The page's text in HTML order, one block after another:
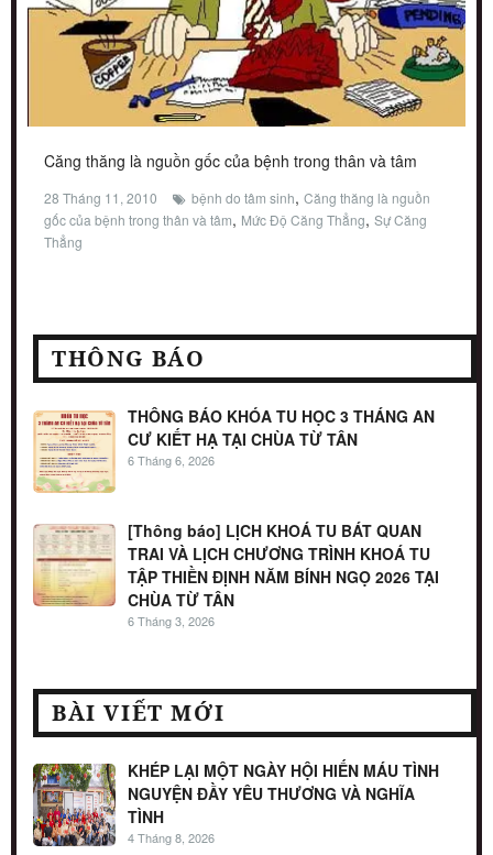
Căng thăng là nguồn gốc của bệnh trong thân và tâm
28 Tháng 11, 2010 bệnh do tâm sinh, Căng thăng là nguồn
gốc của bệnh trong thân và tâm, Mức Độ Căng Thẳng, Sự Căng
Thẳng
THÔNG BÁO
THÔNG BÁO KHÓA TU HỌC 3 THÁNG AN
CƯ KIẾT HẠ TẠI CHÙA TỪ TÂN
6 Tháng 6, 2026
[Thông báo] LỊCH KHOÁ TU BÁT QUAN
TRAI VÀ LỊCH CHƯƠNG TRÌNH KHOÁ TU
TẬP THIỀN ĐỊNH NĂM BÍNH NGỌ 2026 TẠI
CHÙA TỪ TÂN
6 Tháng 3, 2026
BÀI VIẾT MỚI
KHÉP LẠI MỘT NGÀY HỘI HIẾN MÁU TÌNH
NGUYỆN ĐẦY YÊU THƯƠNG VÀ NGHĨA
TÌNH
4 Tháng 8, 2026